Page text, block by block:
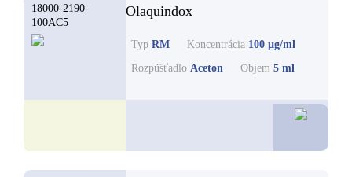
18000-2190-
100AC5
Olaquindox
Typ RM Koncentrácia 100 µg/ml
Rozpúšťadlo Aceton Objem 5 ml